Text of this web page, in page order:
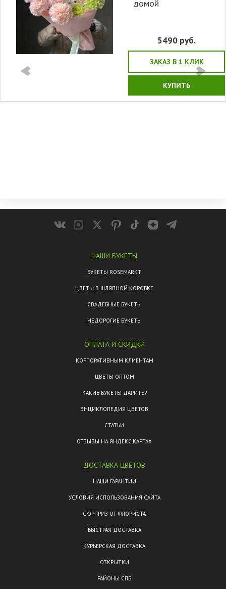
домой
5490 руб.
ЗАКАЗ В 1 КЛИК
КУПИТЬ
НАШИ БУКЕТЫ
БУКЕТЫ ROSEMARKT
ЦВЕТЫ В ШЛЯПНОЙ КОРОБКЕ
СВАДЕБНЫЕ БУКЕТЫ
НЕДОРОГИЕ БУКЕТЫ
ОПЛАТА И СКИДКИ
КОРПОРАТИВНЫМ КЛИЕНТАМ
ЦВЕТЫ ОПТОМ
КАКИЕ БУКЕТЫ ДАРИТЬ?
ЭНЦИКЛОПЕДИЯ ЦВЕТОВ
СТАТЬИ
ОТЗЫВЫ НА ЯНДЕКС.КАРТАХ
ДОСТАВКА ЦВЕТОВ
НАШИ ГАРАНТИИ
УСЛОВИЯ ИСПОЛЬЗОВАНИЯ САЙТА
СЮРПРИЗ ОТ ФЛОРИСТА
БЫСТРАЯ ДОСТАВКА
КУРЬЕРСКАЯ ДОСТАВКА
ОТКРЫТКИ
РАЙОНЫ СПБ